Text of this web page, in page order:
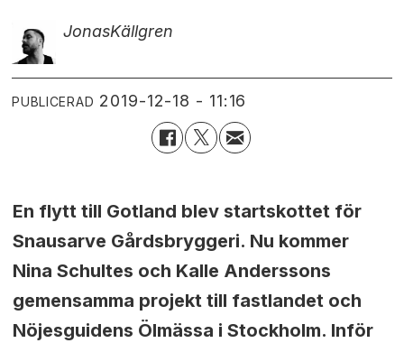
JonasKällgren
PUBLICERAD 2019-12-18 - 11:16
En flytt till Gotland blev startskottet för
Snausarve Gårdsbryggeri. Nu kommer
Nina Schultes och Kalle Anderssons
gemensamma projekt till fastlandet och
Nöjesguidens Ölmässa i Stockholm. Inför